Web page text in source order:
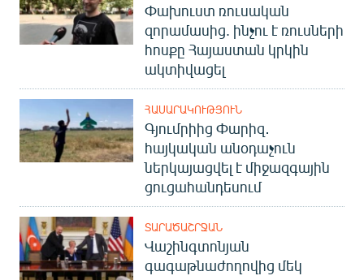
Փախուստ ռուսական
զորամասից. ինչու է ռուսների
հոսքը Հայաստան կրկին
ակտիվացել
ՀԱՍԱՐԱԿՈՒԹՅՈՒՆ
Գյումրիից Փարիզ․
հայկական անօդաչուն
ներկայացվել է միջազգային
ցուցահանդեսում
ՏԱՐԱԾԱՇՐՋԱՆ
Վաշինգտոնյան
գագաթնաժողովից մեկ